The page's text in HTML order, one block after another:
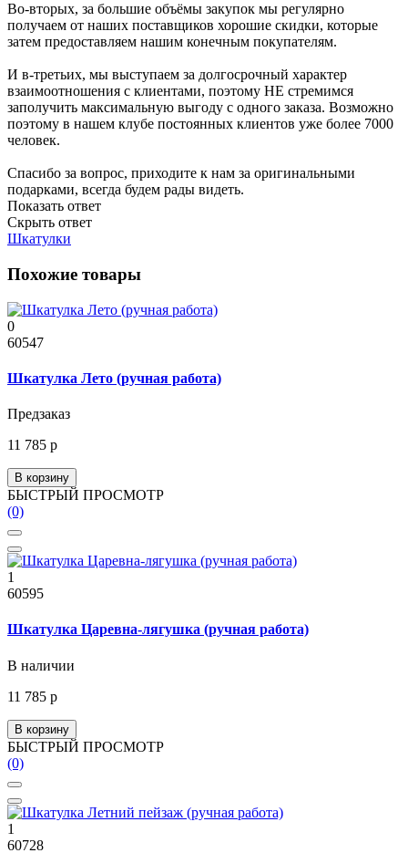
Во-вторых, за большие объёмы закупок мы регулярно
получаем от наших поставщиков хорошие скидки, которые
затем предоставляем нашим конечным покупателям.
И в-третьих, мы выступаем за долгосрочный характер
взаимоотношения с клиентами, поэтому НЕ стремимся
заполучить максимальную выгоду с одного заказа. Возможно
поэтому в нашем клубе постоянных клиентов уже более 7000
человек.
Спасибо за вопрос, приходите к нам за оригинальными
подарками, всегда будем рады видеть.
Показать ответ
Скрыть ответ
Шкатулки
Похожие товары
0
60547
Шкатулка Лето (ручная работа)
Предзаказ
11 785 р
В корзину
БЫСТРЫЙ ПРОСМОТР
(0)
1
60595
Шкатулка Царевна-лягушка (ручная работа)
В наличии
11 785 р
В корзину
БЫСТРЫЙ ПРОСМОТР
(0)
1
60728